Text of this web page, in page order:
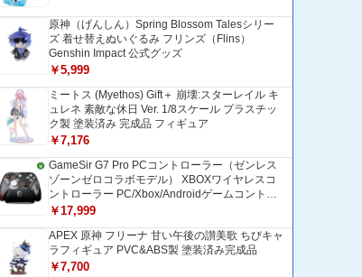
原神（げんしん）Spring Blossom Talesシリー
ズ 着せ替えぬいぐるみ フリンズ（Flins）
Genshin Impact 公式グッズ
￥5,999
ミートス (Myethos) Gift＋ 崩壊:スターレイル キ
ュレネ 素敵な休日 Ver. 1/8スケール プラスチッ
ク製 塗装済み 完成品 フィギュア
￥7,176
GameSir G7 Pro PCコントローラー（ゼンレス
ゾーンゼロコラボモデル） XBOXワイヤレスコ
ントローラー PC/Xbox/Androidゲームコントロ
ーラー 1200mAH大容量バッテリー TMRホール
コントローラー 追加ボタン＆トリガー/グリップ
振動モーター搭載 トリガーストップ＆背面ボタ
ンロック付きゲームパッド 光学式マイクロスイ
￥17,999
APEX 原神 フリーナ 甘い午後の讃美歌 ちびキャ
ラフィギュア PVC&ABS製 塗装済み完成品
￥7,700